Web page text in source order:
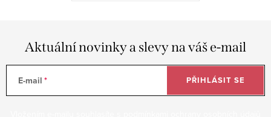
Aktuální novinky a slevy na váš e-mail
E-mail PŘIHLÁSIT SE